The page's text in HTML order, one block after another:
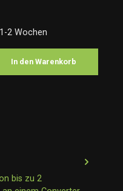
2 Wochen
In den Warenkorb
bis zu 2